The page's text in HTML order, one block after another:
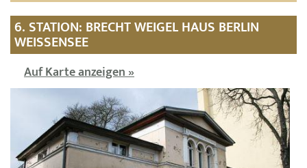
6. STATION: BRECHT WEIGEL HAUS BERLIN
WEISSENSEE
Auf Karte anzeigen »